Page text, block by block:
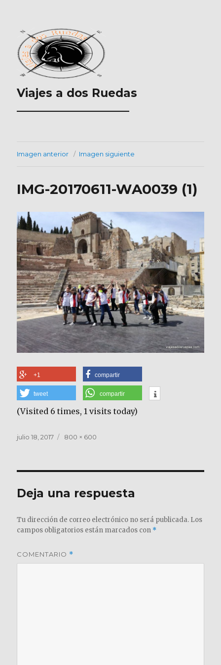
Viajes a dos Ruedas
___________________
Imagen anterior Imagen siguiente
IMG-20170611-WA0039 (1)
+1 compartir
tweet compartir
(Visited 6 times, 1 visits today)
Publicado
julio 18, 2017
Tamaño
800 × 600
Deja una respuesta
Tu dirección de correo electrónico no será publicada. Los
campos obligatorios están marcados con *
COMENTARIO *